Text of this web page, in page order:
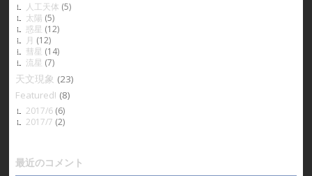
人工天体 (5)
太陽 (5)
惑星 (12)
月 (12)
彗星 (14)
流星 (7)
天文現象 (23)
Featured! (8)
2017/6(6)
2017/7 (2)
最近のコメント